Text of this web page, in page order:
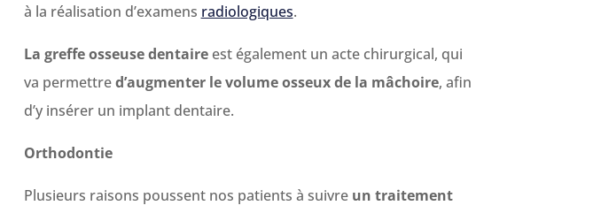
à la réalisation d’examens radiologiques.
La greffe osseuse dentaireest également un acte chirurgical, qui
va permettred’augmenter le volume osseux de la mâchoire, afin
d’y insérer un implant dentaire.
Orthodontie
Plusieurs raisons poussent nos patients à suivre un traitement